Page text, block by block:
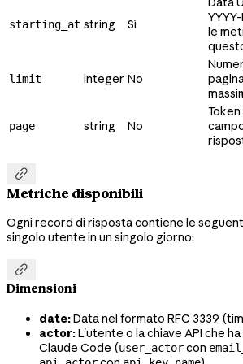
starting_at string Sì
le
limit integer No
page string No

Metriche disponibili
Ogni record di risposta contiene le
singolo utente in un singolo giorno:

Dimensioni
date:Data nel formato RFC 3339
actor:L'utente o la chiave API che
Claude Code (user_actorcon